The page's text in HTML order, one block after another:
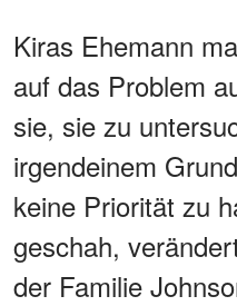
Kiras Ehemann
auf das Problem
sie, sie zu
irgendeinem
keine Priorität zu
geschah,
der Familie